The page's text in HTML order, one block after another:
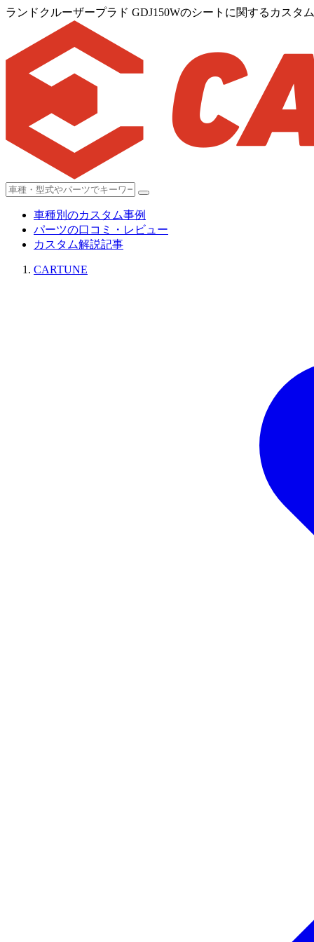
ランドクルーザープラド GDJ150Wのシートに関するカスタ
車種別のカスタム事例
パーツの口コミ・レビュー
カスタム解説記事
CARTUNE